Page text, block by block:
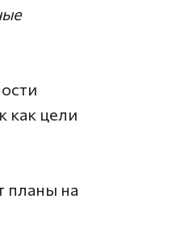
как цели
планы на